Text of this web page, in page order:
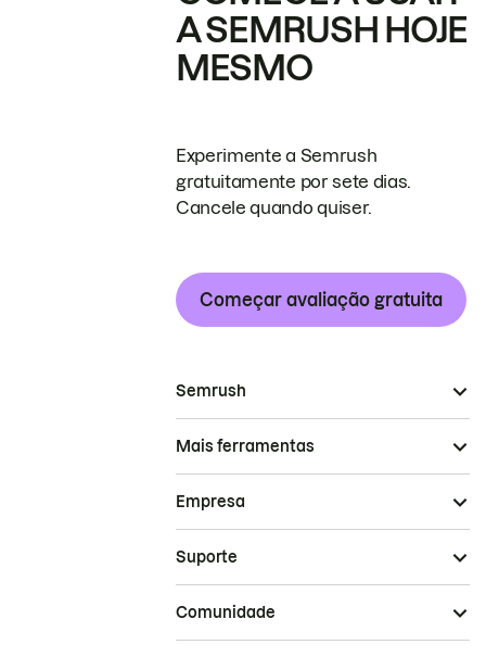
A SEMRUSH HOJE
MESMO
Experimente a Semrush
gratuitamente por sete dias.
Cancele quando quiser.
Começar avaliação gratuita
Semrush
Mais ferramentas
Empresa
Suporte
Comunidade